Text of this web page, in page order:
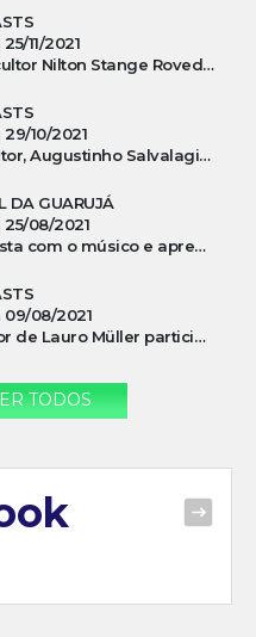
11/2021
A agricultor Nilton Stange Roveda, afirma ter recebido ajuda espiritual durante acidente
10/2021
Agricultor, Augustinho Salvalagio, relata sobre aparição do Cavaleiro Negro no Rio das Furnas
DA GUARUJÁ
08/2021
Entrevista com o músico e apresentador, Lismael Ferrareis, no Cidade e Campo
09/08/2021
Morador de Lauro Müller participa de motociata em apoio a Bolsonaro
TODOS